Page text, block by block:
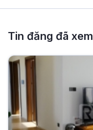
Tin đăng đã xem